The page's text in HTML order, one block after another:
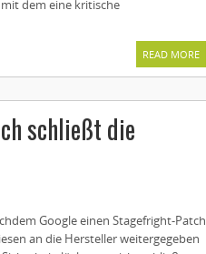
dem eine kritische
READ MORE
schließt die
Google einen Stagefright-Patch
an die Hersteller weitergegeben